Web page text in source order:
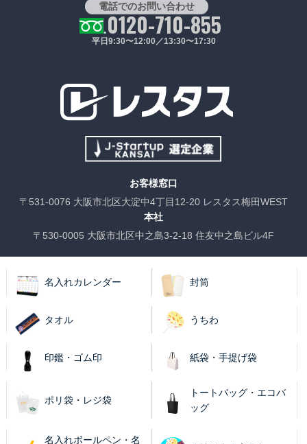
電話でのお問い合わせ
0120-710-855
平日9:30〜12:00／13:30〜17:30
お客様窓口
〒531-0076 大阪市北区大淀中4丁目12-20 レスタス梅田WEST
本社
〒530-0005 大阪市北区中之島3-2-18 住友中之島ビル4F
名入れカレンダー 封筒
タオル うちわ
印鑑・ゴム印 紙袋・手提げ袋
ポリ袋・レジ袋
トートバッグ・エコバ
ッグ
名入れボールペン・名